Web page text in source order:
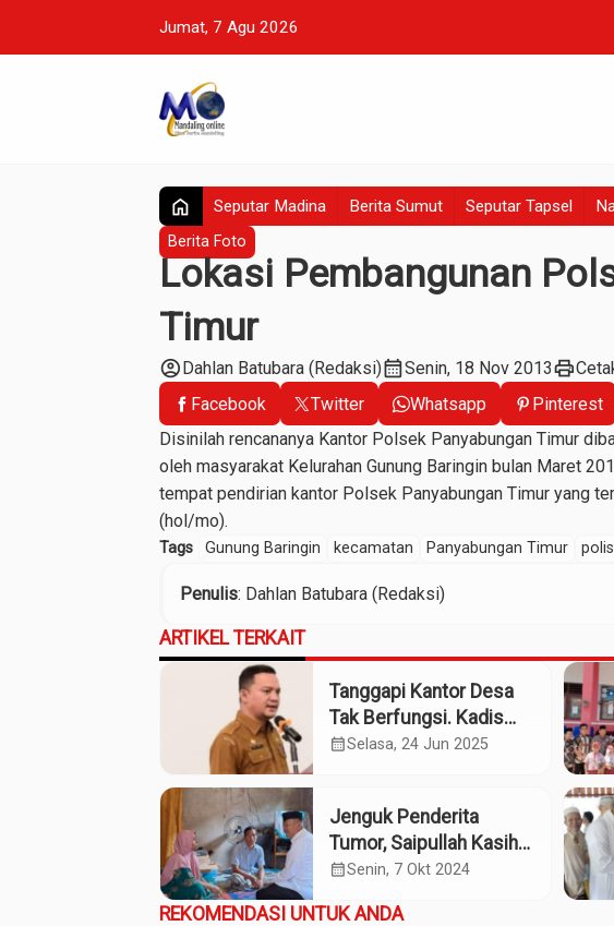
Jumat, 7 Agu 2026
home Seputar Madina Berita Sumut Seputar Tapsel
Berita Foto
Lokasi Pembangunan
Timur
account_circleDahlan Batubara (Redaksi)calendar_monthSenin, 18 Nov 2013print
Facebook
Twitter Whatsapp Pinterest
Disinilah rencananya Kantor Polsek Panyabungan Timur
oleh masyarakat Kelurahan Gunung Baringin bulan Maret
tempat pendirian kantor Polsek Panyabungan Timur yang
(hol/mo).
Tags Gunung Baringin kecamatan Panyabungan Timur
Penulis: Dahlan Batubara (Redaksi)
ARTIKEL TERKAIT
Tanggapi Kantor Desa
Tak Berfungsi. Kadis
PMD Madina : Rumah
calendar_monthSelasa, 24 Jun 2025
Jenguk Penderita
Tumor, Saipullah Kasih
Bantuan Biaya
calendar_monthSenin, 7 Okt 2024
REKOMENDASI UNTUK ANDA